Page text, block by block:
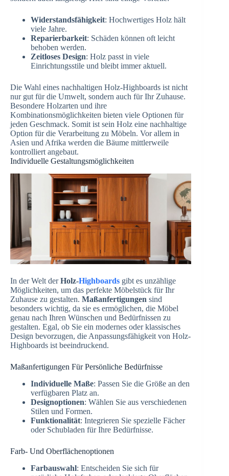
Widerstandsfähigkeit: Hochwertiges Holz hält
viele Jahre.
Reparierbarkeit: Schäden können oft leicht
behoben werden.
Zeitloses Design: Holz passt in viele
Einrichtungsstile und bleibt immer aktuell.
Die Wahl eines nachhaltigen Holz-Highboards ist nicht
nur gut für die Umwelt, sondern auch für Ihr Zuhause.
Besondere Holzarten und ihre
Kombinationsmöglichkeiten bieten viele Optionen für
jeden Geschmack. Somit ist sein Holz eine nachhaltige
Option für die Verarbeitung zu Möbeln. Vor allem in
Asien und Afrika werden die Bäume mittlerweile
kontrolliert angebaut.
Individuelle Gestaltungsmöglichkeiten
In der Welt derHolz-Highboards gibt es unzählige
Möglichkeiten, um das perfekte Möbelstück für Ihr
Zuhause zu gestalten. Maßanfertigungen sind
besonders wichtig, da sie es ermöglichen, die Möbel
genau nach Ihren Wünschen und Bedürfnissen zu
gestalten. Egal, ob Sie ein modernes oder klassisches
Design bevorzugen, die Anpassungsfähigkeit von Holz-
Highboards ist beeindruckend.
Maßanfertigungen Für Persönliche Bedürfnisse
Individuelle Maße: Passen Sie die Größe an den
verfügbaren Platz an.
Designoptionen: Wählen Sie aus verschiedenen
Stilen und Formen.
Funktionalität: Integrieren Sie spezielle Fächer
oder Schubladen für Ihre Bedürfnisse.
Farb- Und Oberflächenoptionen
Farbauswahl: Entscheiden Sie sich für